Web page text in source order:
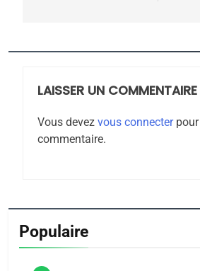
LAISSER UN COMMENTAIRE
Vous devez vous connecterpour
commentaire.
Populaire
JUDAISME
8
Tafraout,